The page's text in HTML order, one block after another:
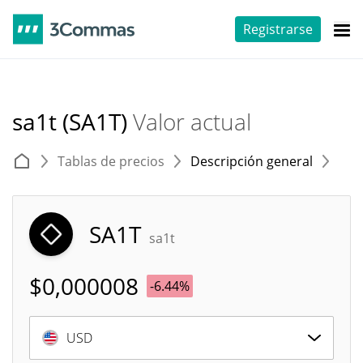
Registrarse
sa1t (SA1T)Valor actual
Tablas de precios Descripción general
SA1T sa1t
$0,000008 -6.44%
USD